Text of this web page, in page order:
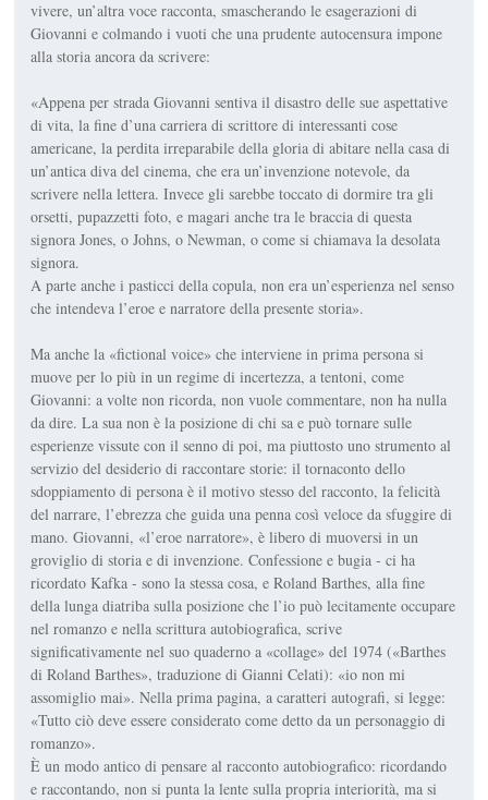
vivere, un’altra voce racconta, smascherando le esagerazioni di
Giovanni e colmando i vuoti che una prudente autocensura impone
alla storia ancora da scrivere:
«Appena per strada Giovanni sentiva il disastro delle sue aspettative
di vita, la fine d’una carriera di scrittore di interessanti cose
americane, la perdita irreparabile della gloria di abitare nella casa di
un’antica diva del cinema, che era un’invenzione notevole, da
scrivere nella lettera. Invece gli sarebbe toccato di dormire tra gli
orsetti, pupazzetti foto, e magari anche tra le braccia di questa
signora Jones, o Johns, o Newman, o come si chiamava la desolata
signora.
A parte anche i pasticci della copula, non era un’esperienza nel senso
che intendeva l’eroe e narratore della presente storia».
Ma anche la «fictional voice» che interviene in prima persona si
muove per lo più in un regime di incertezza, a tentoni, come
Giovanni: a volte non ricorda, non vuole commentare, non ha nulla
da dire. La sua non è la posizione di chi sa e può tornare sulle
esperienze vissute con il senno di poi, ma piuttosto uno strumento al
servizio del desiderio di raccontare storie: il tornaconto dello
sdoppiamento di persona è il motivo stesso del racconto, la felicità
del narrare, l’ebrezza che guida una penna così veloce da sfuggire di
mano. Giovanni, «l’eroe narratore», è libero di muoversi in un
groviglio di storia e di invenzione. Confessione e bugia - ci ha
ricordato Kafka - sono la stessa cosa, e Roland Barthes, alla fine
della lunga diatriba sulla posizione che l’io può lecitamente occupare
nel romanzo e nella scrittura autobiografica, scrive
significativamente nel suo quaderno a «collage» del 1974 («Barthes
di Roland Barthes», traduzione di Gianni Celati): «io non mi
assomiglio mai». Nella prima pagina, a caratteri autografi, si legge:
«Tutto ciò deve essere considerato come detto da un personaggio di
romanzo».
È un modo antico di pensare al racconto autobiografico: ricordando
e raccontando, non si punta la lente sulla propria interiorità, ma si